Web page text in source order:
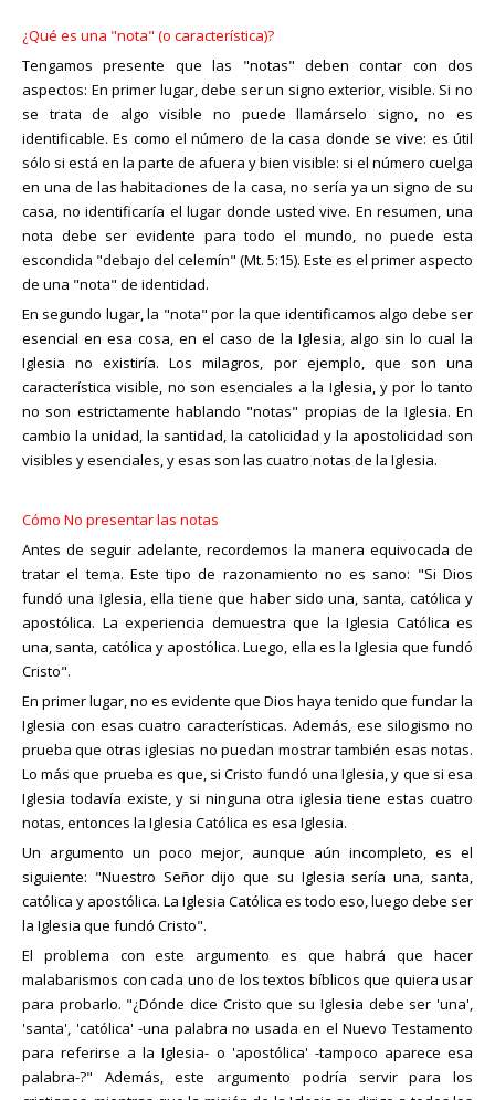
¿Qué es una "nota" (o característica)?
Tengamos presente que las "notas" deben contar con dos
aspectos: En primer lugar, debe ser un signo exterior, visible. Si no
se trata de algo visible no puede llamárselo signo, no es
identificable. Es como el número de la casa donde se vive: es útil
sólo si está en la parte de afuera y bien visible: si el número cuelga
en una de las habitaciones de la casa, no sería ya un signo de su
casa, no identificaría el lugar donde usted vive. En resumen, una
nota debe ser evidente para todo el mundo, no puede esta
escondida "debajo del celemín" (Mt. 5:15). Este es el primer aspecto
de una "nota" de identidad.
En segundo lugar, la "nota" por la que identificamos algo debe ser
esencial en esa cosa, en el caso de la Iglesia, algo sin lo cual la
Iglesia no existiría. Los milagros, por ejemplo, que son una
característica visible, no son esenciales a la Iglesia, y por lo tanto
no son estrictamente hablando "notas" propias de la Iglesia. En
cambio la unidad, la santidad, la catolicidad y la apostolicidad son
visibles y esenciales, y esas son las cuatro notas de la Iglesia.
Cómo No presentar las notas
Antes de seguir adelante, recordemos la manera equivocada de
tratar el tema. Este tipo de razonamiento no es sano: "Si Dios
fundó una Iglesia, ella tiene que haber sido una, santa, católica y
apostólica. La experiencia demuestra que la Iglesia Católica es
una, santa, católica y apostólica. Luego, ella es la Iglesia que fundó
Cristo".
En primer lugar, no es evidente que Dios haya tenido que fundar la
Iglesia con esas cuatro características. Además, ese silogismo no
prueba que otras iglesias no puedan mostrar también esas notas.
Lo más que prueba es que, si Cristo fundó una Iglesia, y que si esa
Iglesia todavía existe, y si ninguna otra iglesia tiene estas cuatro
notas, entonces la Iglesia Católica es esa Iglesia.
Un argumento un poco mejor, aunque aún incompleto, es el
siguiente: "Nuestro Señor dijo que su Iglesia sería una, santa,
católica y apostólica. La Iglesia Católica es todo eso, luego debe ser
la Iglesia que fundó Cristo".
El problema con este argumento es que habrá que hacer
malabarismos con cada uno de los textos bíblicos que quiera usar
para probarlo. "¿Dónde dice Cristo que su Iglesia debe ser 'una',
'santa', 'católica' -una palabra no usada en el Nuevo Testamento
para referirse a la Iglesia- o 'apostólica' -tampoco aparece esa
palabra-?" Además, este argumento podría servir para los